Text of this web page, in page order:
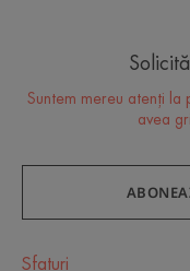
Suntem mereu atenți la
avea
Sfaturi